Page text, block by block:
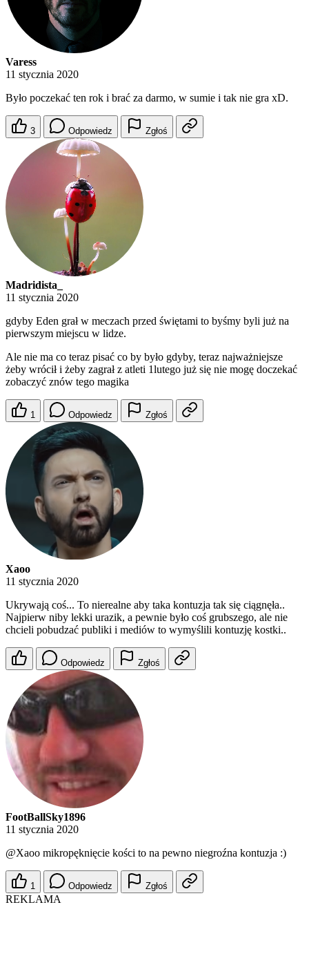
Varess
11 stycznia 2020
Było poczekać ten rok i brać za darmo, w sumie i tak nie gra xD.
3 Odpowiedz Zgłoś
Madridista_
11 stycznia 2020
gdyby Eden grał w meczach przed świętami to byśmy byli już na
pierwszym miejscu w lidze.
Ale nie ma co teraz pisać co by było gdyby, teraz najważniejsze
żeby wrócił i żeby zagrał z atleti 1lutego już się nie mogę doczekać
zobaczyć znów tego magika
1 Odpowiedz Zgłoś
Xaoo
11 stycznia 2020
Ukrywają coś... To nierealne aby taka kontuzja tak się ciągnęła..
Najpierw niby lekki urazik, a pewnie było coś grubszego, ale nie
chcieli pobudzać publiki i mediów to wymyślili kontuzję kostki..
Odpowiedz Zgłoś
FootBallSky1896
11 stycznia 2020
@Xaoo mikropęknięcie kości to na pewno niegroźna kontuzja :)
1 Odpowiedz Zgłoś
REKLAMA